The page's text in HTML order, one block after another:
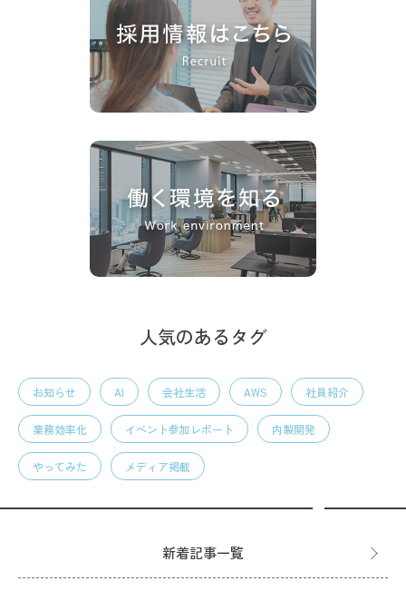
人気のあるタグ
お知らせ AI 会社生活 AWS 社員紹介
業務効率化 イベント参加レポート 内製開発
やってみた メディア掲載
新着記事一覧